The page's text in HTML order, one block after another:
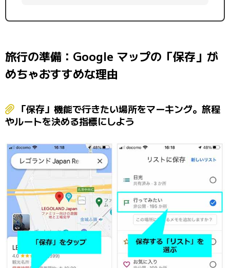
旅行の準備：Google マップの「保存」が
めちゃおすすめな理由
「保存」機能で行きたい場所をマーキング。旅程
やルートを決める指標にしよう